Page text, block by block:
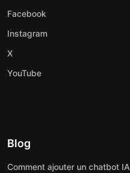
Facebook
Instagram
X
YouTube
Blog
Comment ajouter un chatbot IA